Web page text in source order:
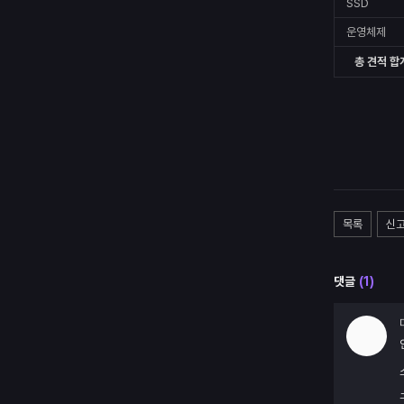
SSD
운영체제
총 견적 합
목록 신
댓글 (1 )